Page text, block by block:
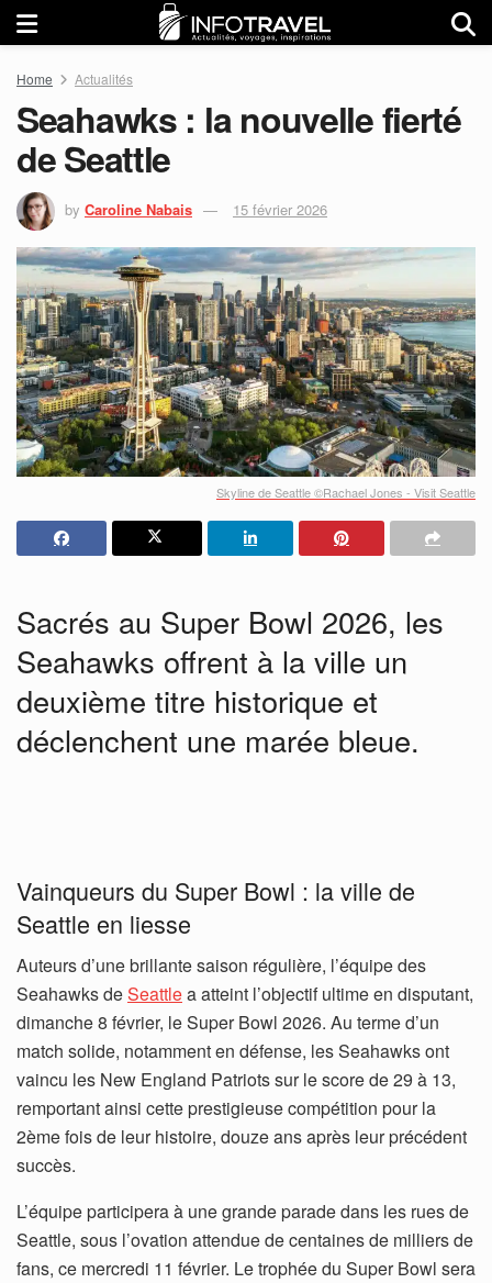
Home Actualités
Seahawks : la nouvelle fierté
de Seattle
by Caroline Nabais 15 février 2026
Skyline de Seattle ©Rachael Jones - Visit Seattle
Sacrés au Super Bowl 2026, les
Seahawks offrent à la ville un
deuxième titre historique et
déclenchent une marée bleue.
Vainqueurs du Super Bowl : la ville de
Seattle en liesse
Auteurs d’une brillante saison régulière, l’équipe des
Seahawks deSeattlea atteint l’objectif ultime en disputant,
dimanche 8 février, le Super Bowl 2026. Au terme d’un
match solide, notamment en défense, les Seahawks ont
vaincu les New England Patriots sur le score de 29 à 13,
remportant ainsi cette prestigieuse compétition pour la
2ème fois de leur histoire, douze ans après leur précédent
succès.
L’équipe participera à une grande parade dans les rues de
Seattle, sous l’ovation attendue de centaines de milliers de
fans, ce mercredi 11 février. Le trophée du Super Bowl sera